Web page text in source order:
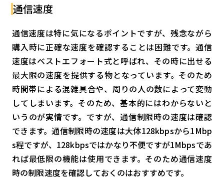
通信速度
通信速度は特に気になるポイントですが、残念ながら
購入時に正確な速度を確認することは困難です。通信
速度はベストエフォート式と呼ばれ、その時に出せる
最大限の速度を提供する物となっています。そのため
時間帯による混雑具合や、周りの人の数によって変動
してしまいます。そのため、基本的にはわからないと
いうのが実情です。ですが、通信制限時の速度は確認
できます。通信制限時の速度は大体128kbpsから1Mbp
s程ですが、128kbpsではかなり不便ですが1Mbpsであ
れば最低限の機能は使用できます。そのため通信速度
時の制限速度を確認しておくのはおすすめです。